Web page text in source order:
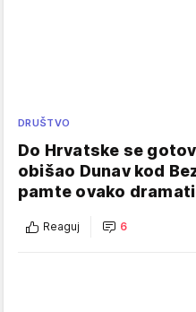
DRUŠTVO
Do Hrvatske se
obišao Dunav kod
pamte ovako
Reaguj 6